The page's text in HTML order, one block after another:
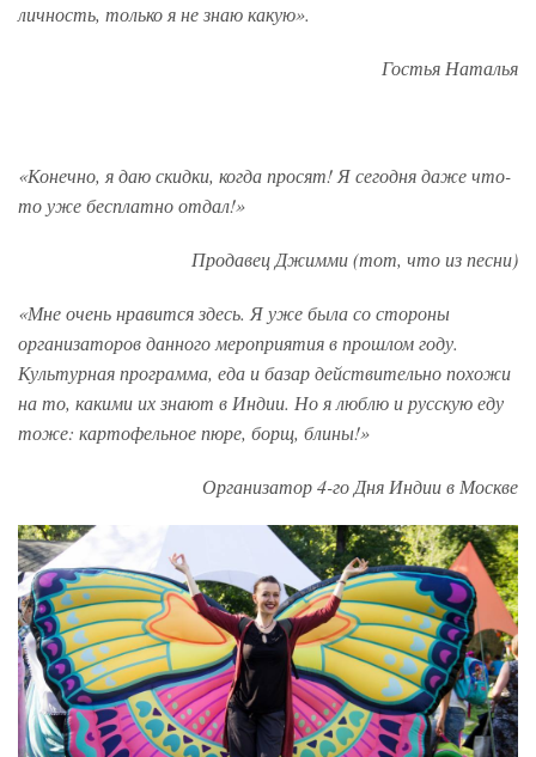
личность, только я не знаю какую».
Гостья Наталья
«Конечно, я даю скидки, когда просят! Я сегодня даже что-
то уже бесплатно отдал!»
Продавец Джимми (тот, что из песни)
«Мне очень нравится здесь. Я уже была со стороны
организаторов данного мероприятия в прошлом году.
Культурная программа, еда и базар действительно похожи
на то, какими их знают в Индии. Но я люблю и русскую еду
тоже: картофельное пюре, борщ, блины!»
Организатор 4-го Дня Индии в Москве